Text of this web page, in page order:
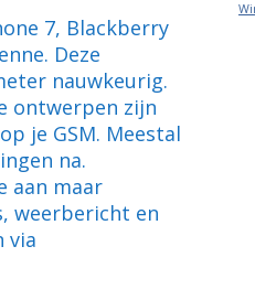
7, Blackberry
Deze
nauwkeurig.
ontwerpen zijn
je GSM. Meestal
na.
aan maar
weerbericht en
via